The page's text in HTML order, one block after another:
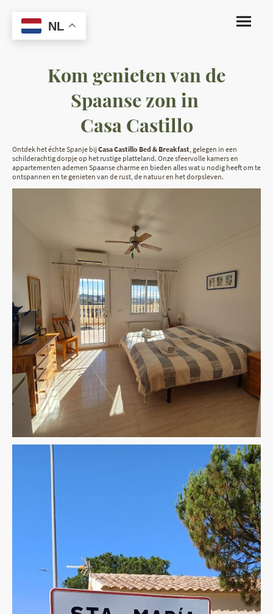
Kom genieten van de
Spaanse zon in
Casa Castillo
Ontdek het échte Spanje bij Casa Castillo Bed & Breakfast, gelegen in een
schilderachtig dorpje op het rustige platteland. Onze sfeervolle kamers en
appartementen ademen Spaanse charme en bieden alles wat u nodig heeft om te
ontspannen en te genieten van de rust, de natuur en het dorpsleven.
NL